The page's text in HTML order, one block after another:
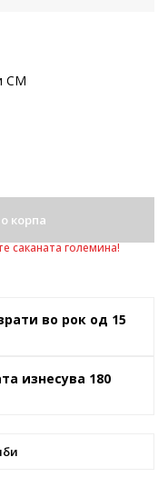
CM
корпа
саканата големина!
во рок од 15
изнесува 180